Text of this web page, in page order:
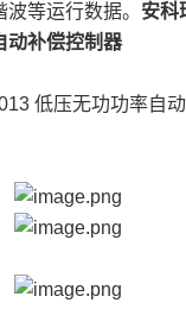
等运行数据。 安科
动补偿控制器
低压无功功率自动